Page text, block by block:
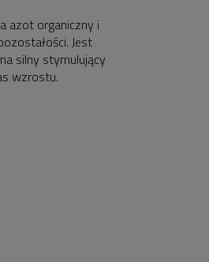
azot organiczny i
Jest
silny stymulujący
wzrostu.